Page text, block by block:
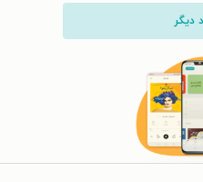
دیگر